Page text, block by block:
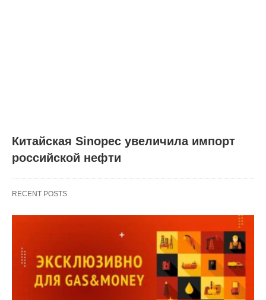
Китайская Sinopec увеличила импорт
российской нефти
RECENT POSTS